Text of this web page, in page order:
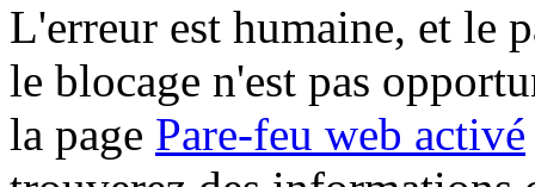
L'erreur est humaine, et le
le blocage n'est pas
la page Pare-feu web activé